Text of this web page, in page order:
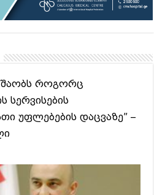
როგორც
სერვისების
უფლებების დაცვაზე” –